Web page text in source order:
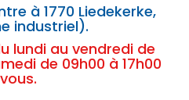
à 1770 Liedekerke,
industriel).
lundi au vendredi de
de 09h00 à 17h00